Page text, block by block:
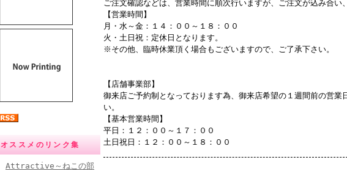
オススメのリンク集
Attractive～ねこの部
ご注文確認などは、営業時間に順次行いますが、ご注文が込み合い
【営業時間】
月・水～金：１４：００～１８：００
火・土日祝：定休日となります。
※その他、臨時休業頂く場合もございますので、ご了承下さい。
【店舗事業部】
御来店ご予約制となっております為、御来店希望の１週間前の営業
い。
【基本営業時間】
平日：１２：００～１７：００
土日祝日：１２：００～１８：００